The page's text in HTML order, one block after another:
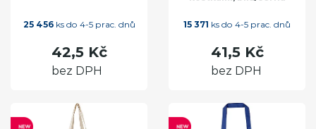
25 456ks do 4-5 prac. dnů
42,5 Kč
bez DPH
15 371 ks do 4-5 prac. dnů
41,5 Kč
bez DPH